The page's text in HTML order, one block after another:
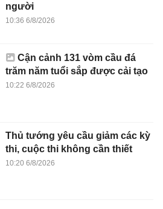
người
10:36 6/8/2026
Cận cảnh 131 vòm cầu đá
trăm năm tuổi sắp được cải tạo
10:22 6/8/2026
Thủ tướng yêu cầu giảm các kỳ
thi, cuộc thi không cần thiết
10:20 6/8/2026